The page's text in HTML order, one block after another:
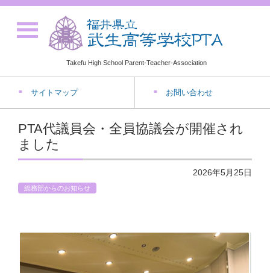
Takefu High School Parent-Teacher-Association
サイトマップ お問い合わせ
PTA代議員会・全員協議会が開催され
ました
2026年5月25日
総務部からのお知らせ